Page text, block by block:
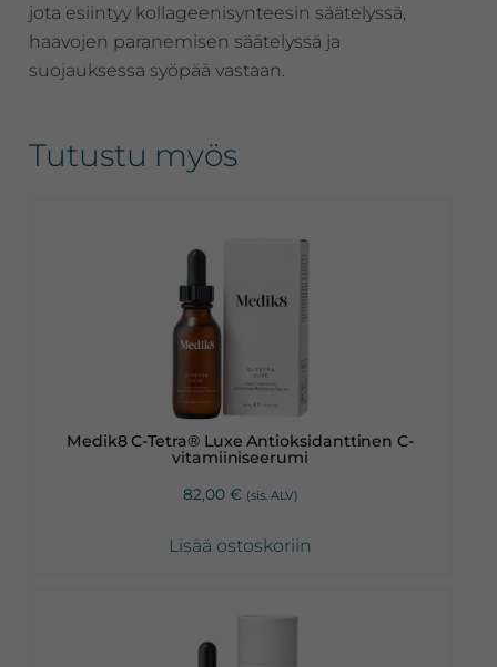
jota esiintyy kollageenisynteesin säätelyssä,
haavojen paranemisen säätelyssä ja
suojauksessa syöpää vastaan.
Tutustu myös
Medik8 C-Tetra® Luxe Antioksidanttinen C-
vitamiiniseerumi
82,00 € (sis. ALV)
Lisää ostoskoriin